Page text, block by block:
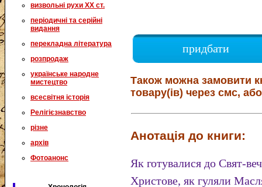
визвольні рухи XX ст.
періодичні та серійні
видання
перекладна література
розпродаж
українське народне
мистецтво
всесвітня історія
Релігієзнавство
різне
архів
Фотоанонс
придбати
Також можна замовити
товару(ів) через смс,
Анотація до книги:
Як готувалися до Свят-
Христове, як гуляли